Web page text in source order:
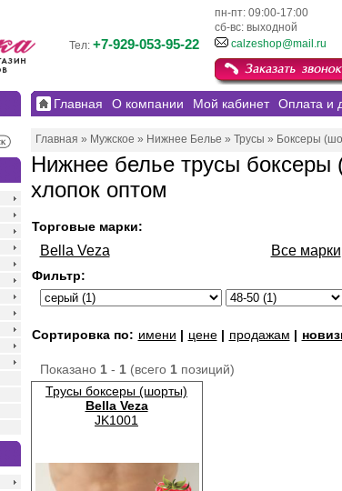
пн-пт: 09:00-17:00
сб-вс: выходной
Тел: +7-929-053-95-22 calzeshop@mail.ru
Главная О компании Мой кабинет Оплата и
Главная » Мужское » Нижнее Белье » Трусы » Боксеры
Нижнее белье трусы
хлопок оптом
Торговые марки:
Bella Veza Все марки
Фильтр:
Сортировка по: имени | цене| продажам |
Показано 1- 1(всего 1позиций)
Трусы боксеры (шорты)
Bella Veza
JK1001